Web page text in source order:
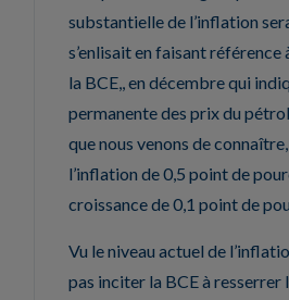
substantielle de l’inflation
s’enlisait en faisant référence
la BCE,, en décembre qui
permanente des prix du
que nous venons de
l’inflation de 0,5 point de
croissance de 0,1 point de
Vu le niveau actuel de
pas inciter la BCE à resserrer